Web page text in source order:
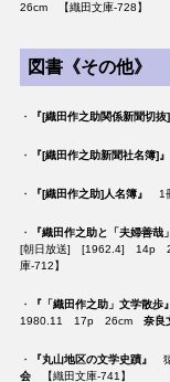
26cm 【織田文庫-728】
図書《その他》
・ 『[織田作之助関係新聞切抜]
・ 『[織田作之助新聞社名簿]』
・ 『[織田作之助]人名簿』 1
・ 『織田作之助と「夫婦善哉
[朝日放送] [1962.4] 14p
庫-712】
・ 『「織田作之助」文学散歩』
1980.11 17p 26cm 奈良
・ 『丸山地区の文学史蹟』
会【織田文庫-741】